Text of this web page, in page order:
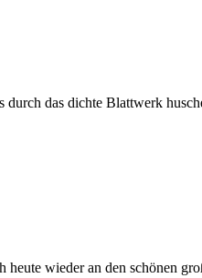
das dichte Blattwerk
wieder an den schönen